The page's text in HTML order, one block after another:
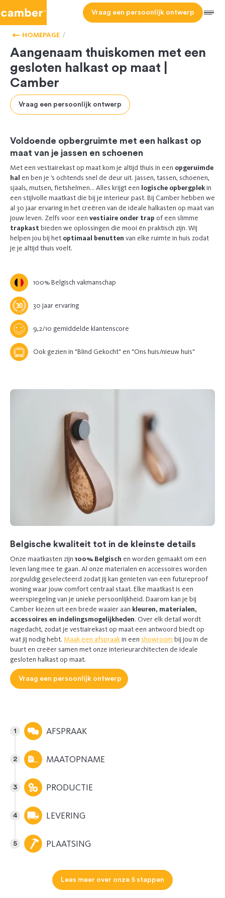
Vraag een persoonlijk ontwerp Menu
HOMEPAGE
ONZE
KASTEN
Aangenaam thuiskomen met een
gesloten halkast op maat |
Camber
Vraag een persoonlijk ontwerp
Voldoende opbergruimte met een halkast op
maat van je jassen en schoenen
Met een vestiairekast op maat kom je altijd thuis in een opgeruimde
hal en ben je ’s ochtends snel de deur uit. Jassen, tassen, schoenen,
sjaals, mutsen, fietshelmen… Alles krijgt een logische opbergplekin
een stijlvolle maatkast die bij je interieur past. Bij Camber hebben we
al 30 jaar ervaring in het creëren van de ideale halkasten op maat van
jouw leven. Zelfs voor een vestiaire onder trap of een slimme
trapkastbieden we oplossingen die mooi én praktisch zijn. Wij
helpen jou bij het optimaal benutten van elke ruimte in huis zodat
je je altijd thuis voelt.
100% Belgisch vakmanschap
30 jaar ervaring
9,2/10 gemiddelde klantenscore
Ook gezien in "Blind Gekocht" en "Ons huis/nieuw huis"
Belgische kwaliteit tot in de kleinste details
Onze maatkasten zijn 100% Belgisch en worden gemaakt om een
leven lang mee te gaan. Al onze materialen en accessoires worden
zorgvuldig geselecteerd zodat jij kan genieten van een futureproof
woning waar jouw comfort centraal staat. Elke maatkast is een
weerspiegeling van je unieke persoonlijkheid. Daarom kan je bij
Camber kiezen uit een brede waaier aan kleuren, materialen,
accessoires en indelingsmogelijkheden. Over elk detail wordt
nagedacht, zodat je vestiairekast op maat een antwoord biedt op
wat jij nodig hebt. Maak een afspraakin een showroom bij jou in de
buurt en creëer samen met onze interieurarchitecten de ideale
gesloten halkast op maat.
Vraag een persoonlijk ontwerp
AFSPRAAK
MAATOPNAME
PRODUCTIE
LEVERING
PLAATSING
Lees meer over onze 5 stappen